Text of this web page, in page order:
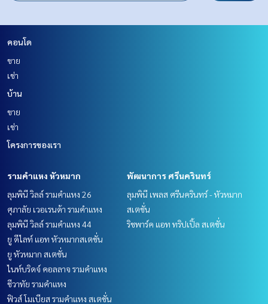
คอนโด
ขาย
เช่า
บ้าน
ขาย
เช่า
โครงการของเรา
รามคำแหง หัวหมาก
ลุมพินี วิลล์ รามคำแหง 26
ศุภาลัย เวอเรนด้า รามคำแหง
ลุมพินี วิลล์ รามคำแหง 44
ยู ดีไลท์ แอท หัวหมากสเตชั่น
ยู หัวหมาก สเตชั่น
ไนท์บริดจ์ คอลลาจ รามคำแหง
ชีวาทัย รามคำแหง
ฟิวส์ โมเบียส รามคำแหง สเตชั่น
พัฒนาการ ศรีนครินทร์
ลุมพินี เพลส ศรีนครินทร์ - หัวหมาก
สเตชั่น
ริชพาร์ค แอท ทริปเปิ้ล สเตชั่น